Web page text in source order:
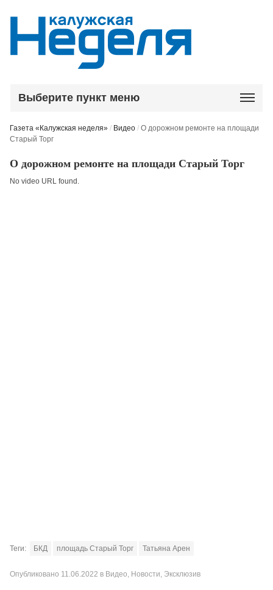
Выберите пункт меню
Газета «Калужская неделя» / Видео /О дорожном ремонте на площади
Старый Торг
О дорожном ремонте на площади Старый Торг
No video URL found.
Теги: БКД площадь Старый Торг Татьяна Арен
Опубликовано 11.06.2022 в Видео Новости Эксклюзив